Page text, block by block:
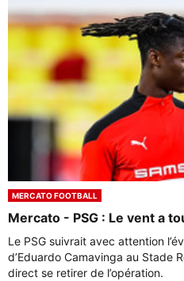
MERCATO FOOTBALL
Mercato - PSG : Le vent a
Le PSG suivrait avec attention
d’Eduardo Camavinga au Stade
direct se retirer de l’opération.